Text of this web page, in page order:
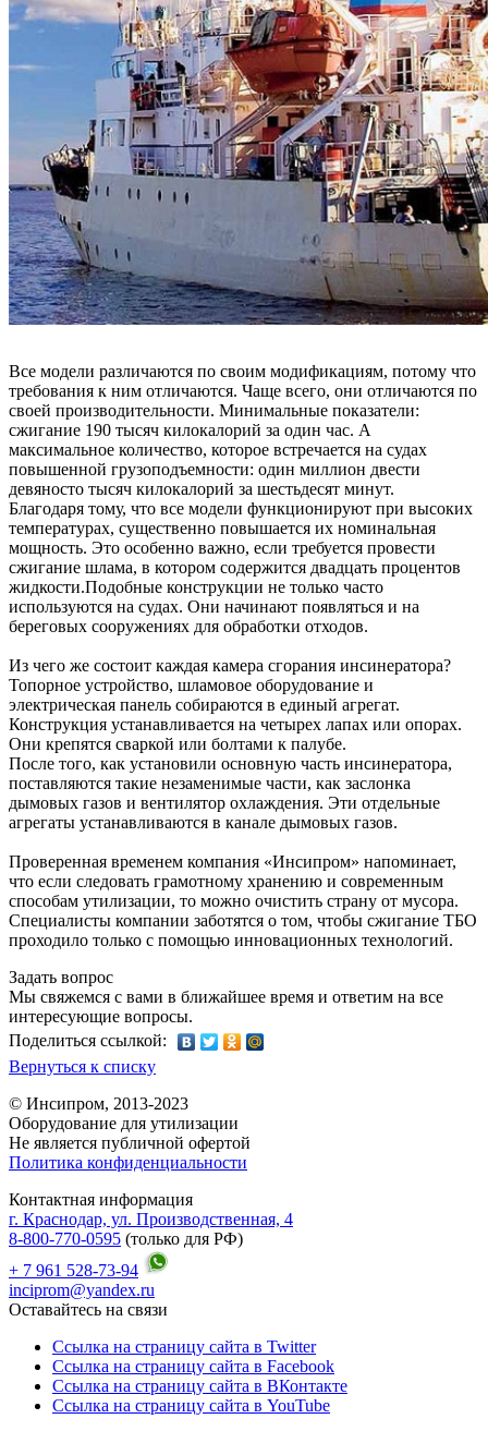
Все модели различаются по своим модификациям, потому что
требования к ним отличаются. Чаще всего, они отличаются по
своей производительности. Минимальные показатели:
сжигание 190 тысяч килокалорий за один час. А
максимальное количество, которое встречается на судах
повышенной грузоподъемности: один миллион двести
девяносто тысяч килокалорий за шестьдесят минут.
Благодаря тому, что все модели функционируют при высоких
температурах, существенно повышается их номинальная
мощность. Это особенно важно, если требуется провести
сжигание шлама, в котором содержится двадцать процентов
жидкости.Подобные конструкции не только часто
используются на судах. Они начинают появляться и на
береговых сооружениях для обработки отходов.
Из чего же состоит каждая камера сгорания инсинератора?
Топорное устройство, шламовое оборудование и
электрическая панель собираются в единый агрегат.
Конструкция устанавливается на четырех лапах или опорах.
Они крепятся сваркой или болтами к палубе.
После того, как установили основную часть инсинератора,
поставляются такие незаменимые части, как заслонка
дымовых газов и вентилятор охлаждения. Эти отдельные
агрегаты устанавливаются в канале дымовых газов.
Проверенная временем компания «Инсипром» напоминает,
что если следовать грамотному хранению и современным
способам утилизации, то можно очистить страну от мусора.
Специалисты компании заботятся о том, чтобы сжигание ТБО
проходило только с помощью инновационных технологий.
Задать вопрос
Мы свяжемся с вами в ближайшее время и ответим на все
интересующие вопросы.
Поделиться ссылкой:
Вернуться к списку
© Инсипром, 2013-2023
Оборудование для утилизации
Не является публичной офертой
Политика конфиденциальности
Контактная информация
г. Краснодар, ул. Производственная, 4
8-800-770-0595 (только для РФ)
+ 7 961 528-73-94
inciprom@yandex.ru
Оставайтесь на связи
Ссылка на страницу сайта в Twitter
Ссылка на страницу сайта в Facebook
Ссылка на страницу сайта в ВКонтакте
Ссылка на страницу сайта в YouTube